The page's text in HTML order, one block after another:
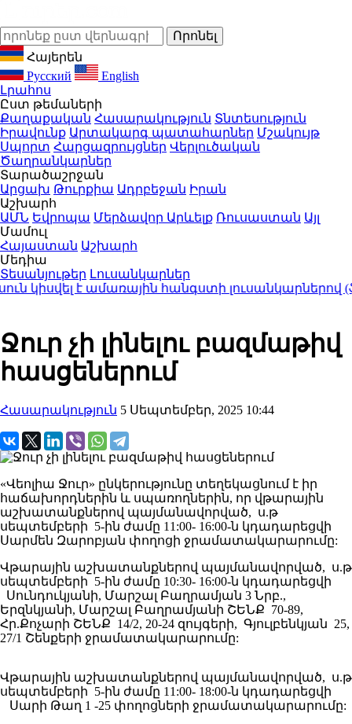
Հայերեն
Русский
English
Լրահոս
Ըստ թեմաների
Քաղաքական Հասարակություն Տնտեսություն
Իրավունք Արտակարգ պատահարներ Մշակույթ
Սպորտ Հարցազրույցներ Վերլուծական
Ծաղրանկարներ
Տարածաշրջան
Արցախ Թուրքիա Ադրբեջան Իրան
Աշխարհ
ԱՄՆ Եվրոպա Մերձավոր Արևելք Ռուսաստան Այլ
Մամուլ
Հայաստան Աշխարհ
Մեդիա
Տեսանյութեր Լուսանկարներ
կիսվել է ամառային հանգստի լուսանկարներով
Ջուր չի լինելու բազմաթիվ
հասցեներում
Հասարակություն 5 Սեպտեմբեր, 2025 10:44
«Վեոլիա Ջուր» ընկերությունը տեղեկացնում է իր
հաճախորդներին և սպառողներին, որ վթարային
աշխատանքներով պայմանավորված, ս.թ
սեպտեմբերի 5-ին ժամը 11:00- 16:00-ն կդադարեցվի
Սարմեն Զարոբյան փողոցի ջրամատակարարումը:
Վթարային աշխատանքներով պայմանավորված, ս.թ
սեպտեմբերի 5-ին ժամը 10:30- 16:00-ն կդադարեցվի
Սունդուկյանի, Մարշալ Բաղրամյան 3 Նրբ.,
Երզնկյանի, Մարշալ Բաղրամյանի ՇԵՆՔ 70-89,
Հր.Քոչարի ՇԵՆՔ 14/2, 20-24 զույգերի, Գյուլբենկյան 25,
27/1 Շենքերի ջրամատակարարումը:
Վթարային աշխատանքներով պայմանավորված, ս.թ
սեպտեմբերի 5-ին ժամը 11:00- 18:00-ն կդադարեցվի
Սարի Թաղ 1 -25 փողոցների ջրամատակարարումը: